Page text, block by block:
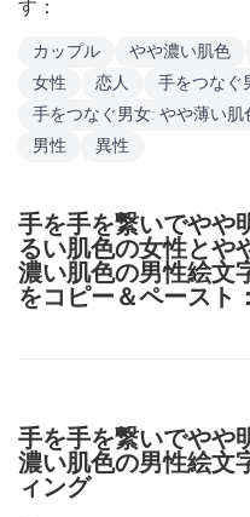
す：
カップル やや濃い肌色
女性
恋人
手をつなぐ
手をつなぐ男女: やや薄い
男性
異性
手を手を繋いでやや
るい肌色の女性とや
濃い肌色の男性絵文
をコピー＆ペースト：
手を手を繋いでやや
濃い肌色の男性絵文
ィング